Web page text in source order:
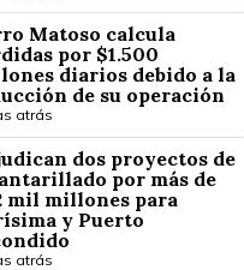
Matoso calcula
por $1.500
diarios debido a la
de su operación
atrás
dos proyectos de
por más de
mil millones para
y Puerto
atrás